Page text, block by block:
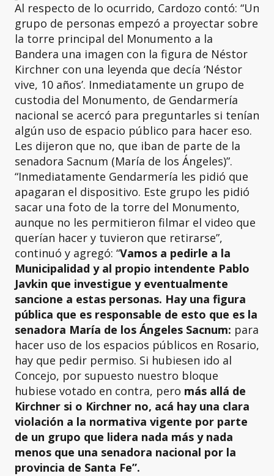
Al respecto de lo ocurrido, Cardozo contó: “Un
grupo de personas empezó a proyectar sobre
la torre principal del Monumento a la
Bandera una imagen con la figura de Néstor
Kirchner con una leyenda que decía ‘Néstor
vive, 10 años’. Inmediatamente un grupo de
custodia del Monumento, de Gendarmería
nacional se acercó para preguntarles si tenían
algún uso de espacio público para hacer eso.
Les dijeron que no, que iban de parte de la
senadora Sacnum (María de los Ángeles)”.
“Inmediatamente Gendarmería les pidió que
apagaran el dispositivo. Este grupo les pidió
sacar una foto de la torre del Monumento,
aunque no les permitieron filmar el video que
querían hacer y tuvieron que retirarse”,
continuó y agregó: “Vamos a pedirle a la
Municipalidad y al propio intendente Pablo
Javkin que investigue y eventualmente
sancione a estas personas. Hay una figura
pública que es responsable de esto que es la
senadora María de los Ángeles Sacnum: para
hacer uso de los espacios públicos en Rosario,
hay que pedir permiso. Si hubiesen ido al
Concejo, por supuesto nuestro bloque
hubiese votado en contra, pero más allá de
Kirchner si o Kirchner no, acá hay una clara
violación a la normativa vigente por parte
de un grupo que lidera nada más y nada
menos que una senadora nacional por la
provincia de Santa Fe”.